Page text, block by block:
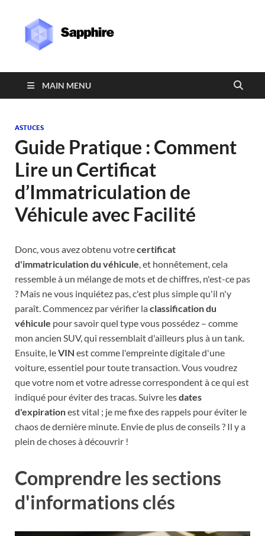
MAIN MENU
ASTUCES
Guide Pratique : Comment
Lire un Certificat
d’Immatriculation de
Véhicule avec Facilité
Donc, vous avez obtenu votrecertificat
d'immatriculation du véhicule, et honnêtement, cela
ressemble à un mélange de mots et de chiffres, n'est-ce pas
? Mais ne vous inquiétez pas, c'est plus simple qu'il n'y
paraît. Commencez par vérifier laclassification du
véhicule pour savoir quel type vous possédez – comme
mon ancien SUV, qui ressemblait d'ailleurs plus à un tank.
Ensuite, leVIN est comme l'empreinte digitale d'une
voiture, essentiel pour toute transaction. Vous voudrez
que votre nom et votre adresse correspondent à ce qui est
indiqué pour éviter des tracas. Suivre lesdates
d'expirationest vital ; je me fixe des rappels pour éviter le
chaos de dernière minute. Envie de plus de conseils ? Il y a
plein de choses à découvrir !
Comprendre les sections
d'informations clés